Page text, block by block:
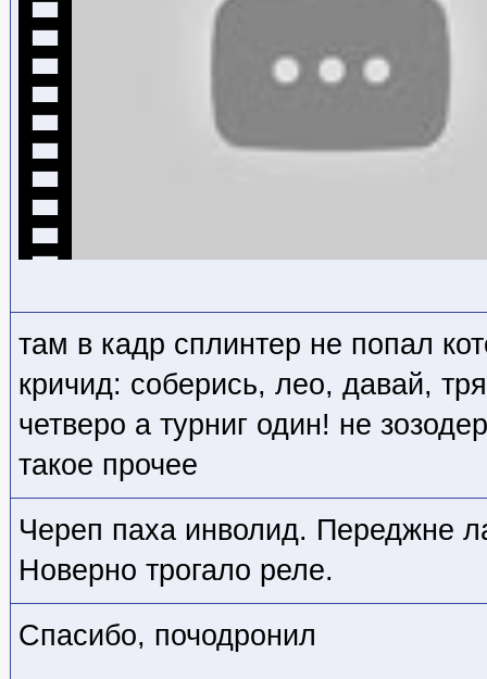
там в кадр сплинтер не попал
кричид: соберись, лео, давай,
четверо а турниг один! не
такое прочее
Череп паха инволид. Переджне
Новерно трогало реле.
Спасибо, почодронил